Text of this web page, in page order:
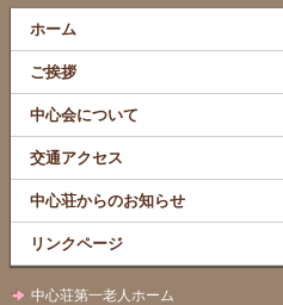
ホーム
ご挨拶
中心会について
交通アクセス
中心荘からのお知らせ
リンクページ
中心荘第一老人ホーム